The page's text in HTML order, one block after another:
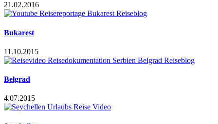
21.02.2016
Bukarest
11.10.2015
Belgrad
4.07.2015